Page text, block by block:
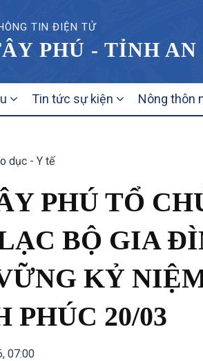
TIN ĐIỆN TỬ
PHÚ - TỈNH AN
Tin tức sự kiện Nông thôn
dục - Y tế
PHÚ TỔ
BỘ GIA
KỶ
PHÚC 20/03
07:00